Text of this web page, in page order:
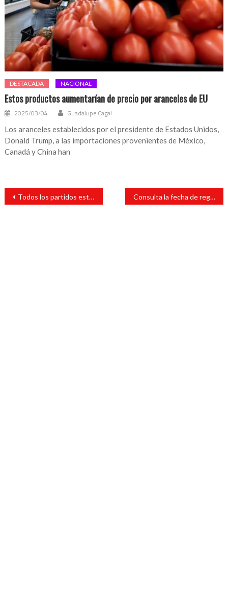
DESTACADA NACIONAL
Estos productos aumentarían de precio por aranceles de EU
2025/03/04 Guadalupe Cagal
Los aranceles establecidos por el presidente de Estados Unidos,
Donald Trump, a las importaciones provenientes de México,
Canadá y China han
Navegación
entradas
Todos los partidos están en crisis: Ricardo Ahued Consulta la fecha de registro para los créditos a la palabra de 25 mil pesos